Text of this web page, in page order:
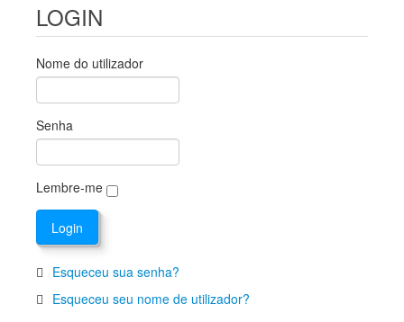
LOGIN
Nome do utilizador
Senha
Lembre-me
Esqueceu sua senha?
Esqueceu seu nome de utilizador?